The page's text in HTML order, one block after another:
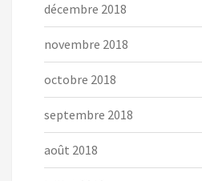
décembre 2018
novembre 2018
octobre 2018
septembre 2018
août 2018